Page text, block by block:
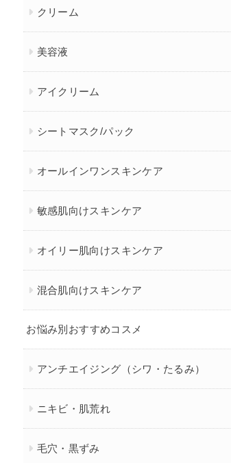
クリーム
美容液
アイクリーム
シートマスク/パック
オールインワンスキンケア
敏感肌向けスキンケア
オイリー肌向けスキンケア
混合肌向けスキンケア
お悩み別おすすめコスメ
アンチエイジング（シワ・たるみ）
ニキビ・肌荒れ
毛穴・黒ずみ